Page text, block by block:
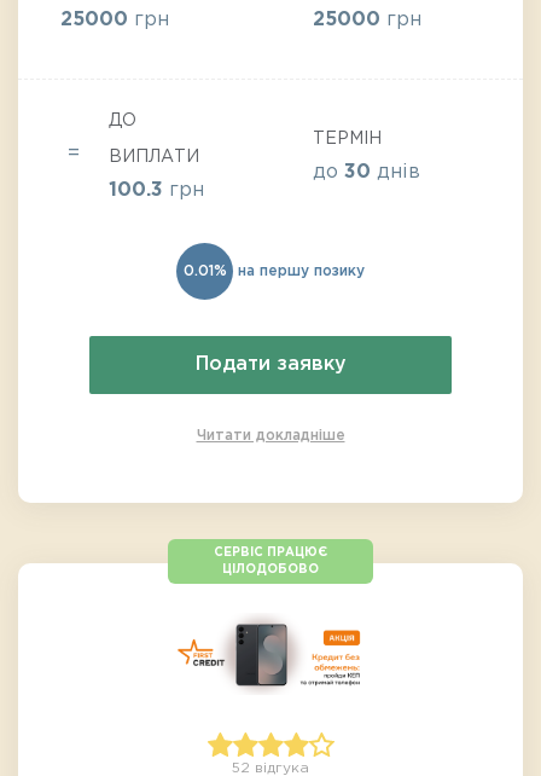
ДО
ВИПЛАТИ
100.3 грн
25000 грн 25000 грн
ТЕРМІН
до 30 днів
0.01% на першу позику
Подати заявку
Читати докладніше
СЕРВІС ПРАЦЮЄ
ЦІЛОДОБОВО
52 відгука